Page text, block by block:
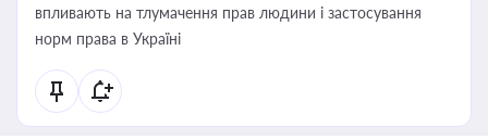
впливають на тлумачення прав людини і застосування
норм права в Україні